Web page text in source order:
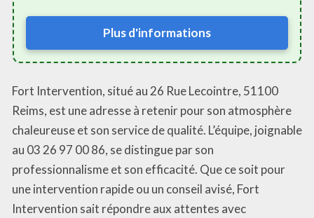
Plus d'informations
Fort Intervention, situé au 26 Rue Lecointre, 51100
Reims, est une adresse à retenir pour son atmosphère
chaleureuse et son service de qualité. L’équipe, joignable
au 03 26 97 00 86, se distingue par son
professionnalisme et son efficacité. Que ce soit pour
une intervention rapide ou un conseil avisé, Fort
Intervention sait répondre aux attentes avec